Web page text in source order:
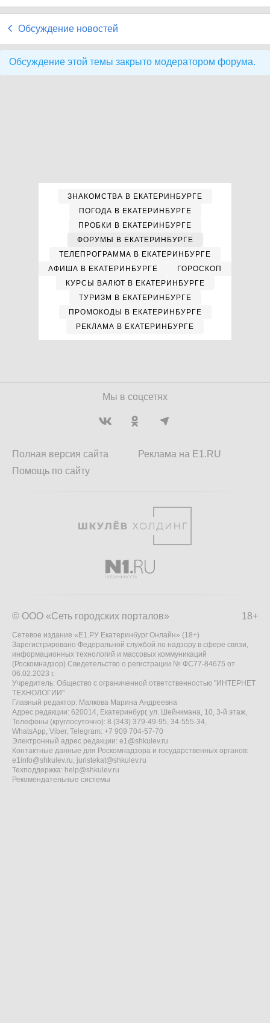
Обсуждение новостей
Обсуждение этой темы закрыто модератором форума.
ЗНАКОМСТВА В ЕКАТЕРИНБУРГЕ
ПОГОДА В ЕКАТЕРИНБУРГЕ
ПРОБКИ В ЕКАТЕРИНБУРГЕ
ФОРУМЫ В ЕКАТЕРИНБУРГЕ
ТЕЛЕПРОГРАММА В ЕКАТЕРИНБУРГЕ
АФИША В ЕКАТЕРИНБУРГЕ
ГОРОСКОП
КУРСЫ ВАЛЮТ В ЕКАТЕРИНБУРГЕ
ТУРИЗМ В ЕКАТЕРИНБУРГЕ
ПРОМОКОДЫ В ЕКАТЕРИНБУРГЕ
РЕКЛАМА В ЕКАТЕРИНБУРГЕ
Мы в соцсетях
Полная версия сайта
Помощь по сайту
Реклама на E1.RU
18+
© ООО «Сеть городских порталов»
Сетевое издание «Е1.РУ Екатеринбург Онлайн» (18+)
Зарегистрировано Федеральной службой по надзору в сфере связи,
информационных технологий и массовых коммуникаций
(Роскомнадзор) Свидетельство о регистрации № ФС77-84675 от
06.02.2023 г.
Учредитель: Общество с ограниченной ответственностью "ИНТЕРНЕТ
ТЕХНОЛОГИИ"
Главный редактор: Малкова Марина Андреевна
Адрес редакции: 620014, Екатеринбург, ул. Шейнкмана, 10, 3-й этаж,
Телефоны (круглосуточно): 8 (343) 379-49-95, 34-555-34,
WhatsApp, Viber, Telegram: +7 909 704-57-70
Электронный адрес редакции: e1@shkulev.ru
Контактные данные для Роскомнадзора и государственных органов:
e1info@shkulev.ru, juristekat@shkulev.ru
Техподдержка: help@shkulev.ru
Рекомендательные системы